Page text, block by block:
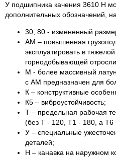
У подшипника качения 3610 Н
дополнительных обозначений,
30, 80 - измененный
АМ ‒ повышенная
эксплуатировать в
горнодобывающей
М - более массивный
с АМ предназначен для
К ‒ конструктивные
К5 ‒ виброустойчивость;
Т ‒ предельная рабочая
(без Т - 120, Т1 - 180, а Т6
У ‒ специальные
деталей;
Н ‒ канавка на наружном